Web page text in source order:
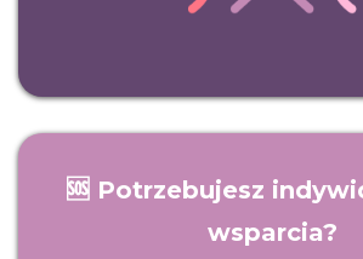
🆘 Potrzebujesz
wsparcia?